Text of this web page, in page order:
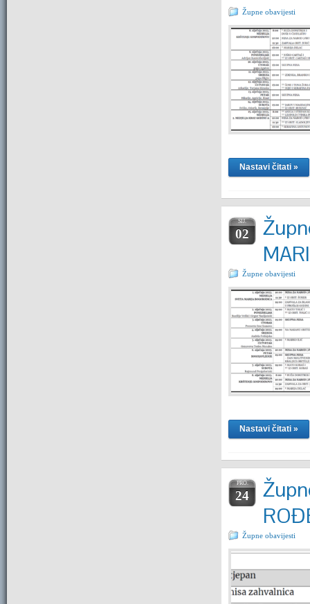
Župne obavijesti
Nastavi čitati »
SIJ.
02
Župne obavijesti
Nastavi čitati »
PRO.
24
Župne obavijesti